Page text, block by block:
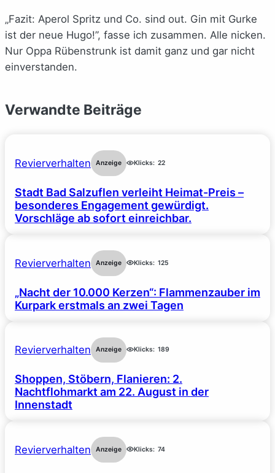
„Fazit: Aperol Spritz und Co. sind out. Gin mit Gurke
ist der neue Hugo!”, fasse ich zusammen. Alle nicken.
Nur Oppa Rübenstrunk ist damit ganz und gar nicht
einverstanden.
Verwandte Beiträge
Revierverhalten Anzeige Klicks: 22
Stadt Bad Salzuflen verleiht Heimat-Preis –
besonderes Engagement gewürdigt.
Vorschläge ab sofort einreichbar.
Revierverhalten Anzeige Klicks: 125
„Nacht der 10.000 Kerzen“: Flammenzauber im
Kurpark erstmals an zwei Tagen
Revierverhalten Anzeige Klicks: 189
Shoppen, Stöbern, Flanieren: 2.
Nachtflohmarkt am 22. August in der
Innenstadt
Revierverhalten Anzeige Klicks: 74